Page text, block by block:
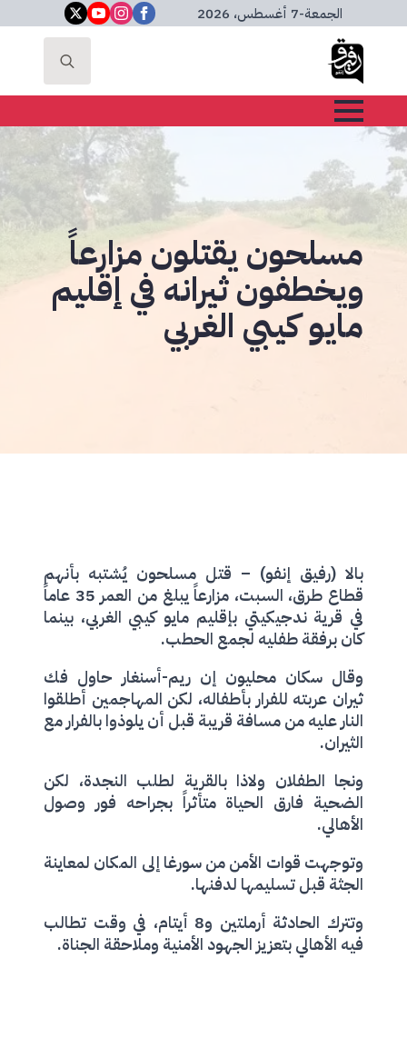
الجمعة-7 أغسطس، 2026
Search
مسلحون يقتلون مزارعاً
ويخطفون ثيرانه في إقليم
مايو كيبي الغربي
بالا (رفيق إنفو) – قتل مسلحون يُشتبه بأنهم
قطاع طرق، السبت، مزارعاً يبلغ من العمر 35 عاماً
في قرية ندجيكيتي بإقليم مايو كيبي الغربي، بينما
كان برفقة طفليه لجمع الحطب.
وقال سكان محليون إن ريم-أسنغار حاول فك
ثيران عربته للفرار بأطفاله، لكن المهاجمين أطلقوا
النار عليه من مسافة قريبة قبل أن يلوذوا بالفرار مع
الثيران.
ونجا الطفلان ولاذا بالقرية لطلب النجدة، لكن
الضحية فارق الحياة متأثراً بجراحه فور وصول
الأهالي.
وتوجهت قوات الأمن من سورغا إلى المكان لمعاينة
الجثة قبل تسليمها لدفنها.
وتترك الحادثة أرملتين و8 أيتام، في وقت تطالب
فيه الأهالي بتعزيز الجهود الأمنية وملاحقة الجناة.